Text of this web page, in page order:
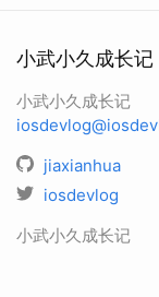
小武小久成长记
小武小久成长记
jiaxianhua
iosdevlog
小武小久成长记